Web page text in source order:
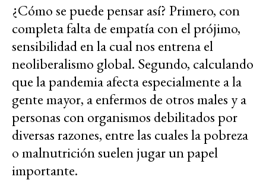
¿Cómo se puede pensar así? Primero, con
completa falta de empatía con el prójimo,
sensibilidad en la cual nos entrena el
neoliberalismo global. Segundo, calculando
que la pandemia afecta especialmente a la
gente mayor, a enfermos de otros males y a
personas con organismos debilitados por
diversas razones, entre las cuales la pobreza
o malnutrición suelen jugar un papel
importante.